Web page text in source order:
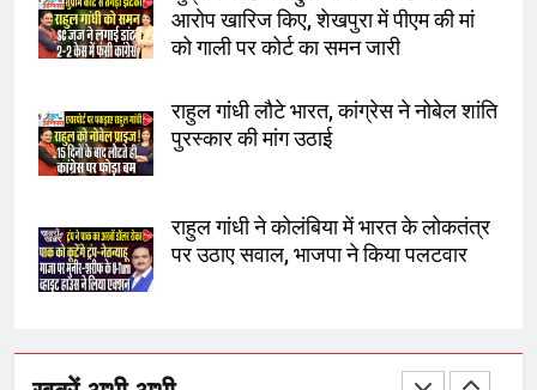
आरोप खारिज किए, शेखपुरा में पीएम की मां
को गाली पर कोर्ट का समन जारी
राहुल गांधी लौटे भारत, कांग्रेस ने नोबेल शांति
पुरस्कार की मांग उठाई
राहुल गांधी ने कोलंबिया में भारत के लोकतंत्र
पर उठाए सवाल, भाजपा ने किया पलटवार
चुनाव से पहले लालू परिवार पर बड़ा झटका,
तय किए
1
रोशन सिंह के नाम पर करने की मांग तेज
अमर शहीद ठाकुर रोशन सिंह के नाम पर
स्वरूप रानी नेहरू चिकित्सालय का